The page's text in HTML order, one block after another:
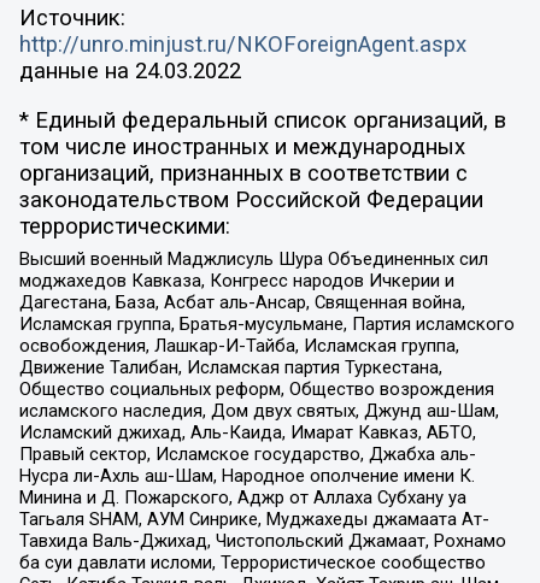
Источник:
http://unro.minjust.ru/NKOForeignAgent.aspx
данные на 24.03.2022
* Единый федеральный список организаций, в
том числе иностранных и международных
организаций, признанных в соответствии с
законодательством Российской Федерации
террористическими:
Высший военный Маджлисуль Шура Объединенных сил
моджахедов Кавказа, Конгресс народов Ичкерии и
Дагестана, База, Асбат аль-Ансар, Священная война,
Исламская группа, Братья-мусульмане, Партия исламского
освобождения, Лашкар-И-Тайба, Исламская группа,
Движение Талибан, Исламская партия Туркестана,
Общество социальных реформ, Общество возрождения
исламского наследия, Дом двух святых, Джунд аш-Шам,
Исламский джихад, Аль-Каида, Имарат Кавказ, АБТО,
Правый сектор, Исламское государство, Джабха аль-
Нусра ли-Ахль аш-Шам, Народное ополчение имени К.
Минина и Д. Пожарского, Аджр от Аллаха Субхану уа
Тагьаля SHAM, АУМ Синрике, Муджахеды джамаата Ат-
Тавхида Валь-Джихад, Чистопольский Джамаат, Рохнамо
ба суи давлати исломи, Террористическое сообщество